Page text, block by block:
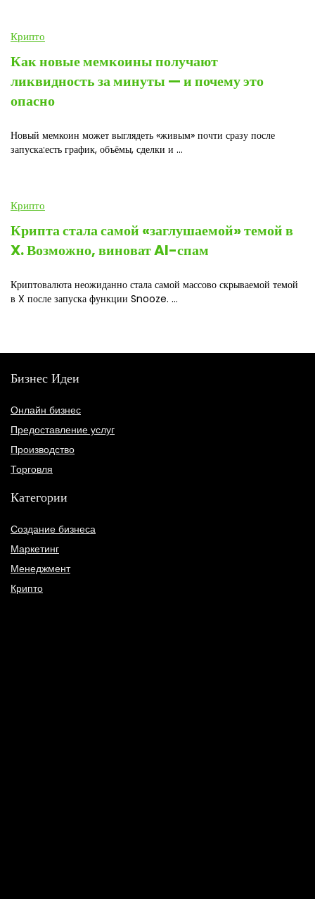
Крипто
Как новые мемкоины получают
ликвидность за минуты — и почему это
опасно
Новый мемкоин может выглядеть «живым» почти сразу после
запуска:есть график, объёмы, сделки и ...
Крипто
Крипта стала самой «заглушаемой» темой в
X. Возможно, виноват AI-спам
Криптовалюта неожиданно стала самой массово скрываемой темой
в X после запуска функции Snooze. ...
Бизнес Идеи
Онлайн бизнес
Предоставление услуг
Производство
Торговля
Категории
Создание бизнеса
Маркетинг
Менеджмент
Крипто